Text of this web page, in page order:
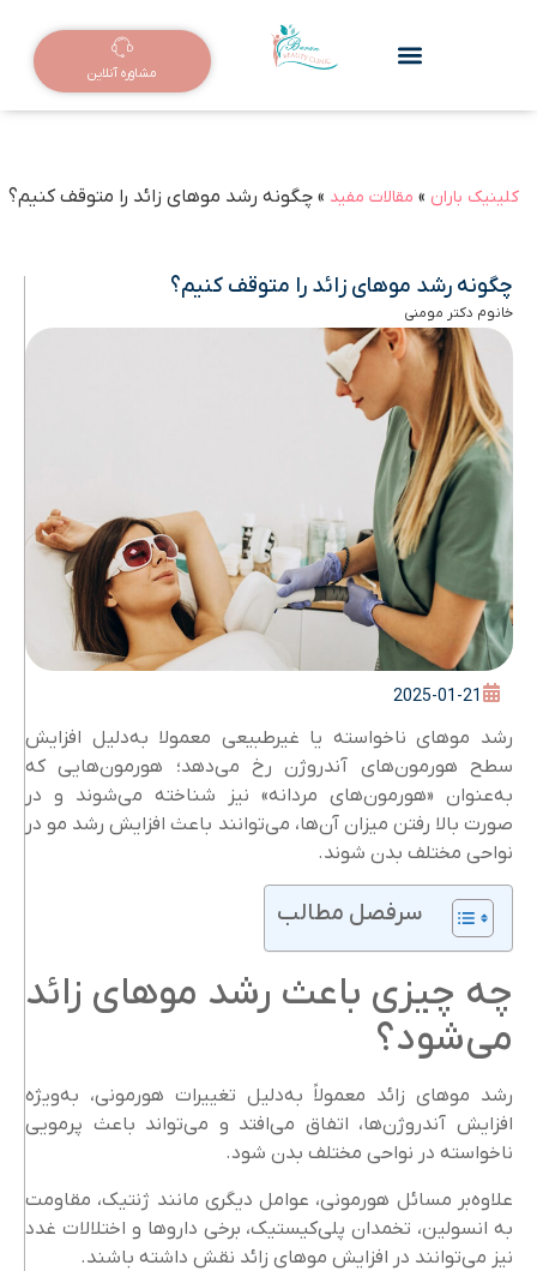
مشاوره آنلاین
کلینیک باران » مقالات مفید » چگونه رشد موهای زائد را متوقف کنیم؟
چگونه رشد موهای زائد را متوقف کنیم؟
خانوم دکتر مومنی
2025-01-21
رشد موهای ناخواسته یا غیرطبیعی معمولا به‌دلیل افزایش
سطح هورمون‌های آندروژن رخ می‌دهد؛ هورمون‌هایی که
به‌عنوان «هورمون‌های مردانه» نیز شناخته می‌شوند و در
صورت بالا رفتن میزان آن‌ها، می‌توانند باعث افزایش رشد مو در
نواحی مختلف بدن شوند.
سرفصل مطالب
چه چیزی باعث رشد موهای زائد
می‌شود؟
رشد موهای زائد معمولاً به‌دلیل تغییرات هورمونی، به‌ویژه
افزایش آندروژن‌ها، اتفاق می‌افتد و می‌تواند باعث پرمویی
ناخواسته در نواحی مختلف بدن شود.
علاوه‌بر مسائل هورمونی، عوامل دیگری مانند ژنتیک، مقاومت
به انسولین، تخمدان پلی‌کیستیک، برخی داروها و اختلالات غدد
نیز می‌توانند در افزایش موهای زائد نقش داشته باشند.